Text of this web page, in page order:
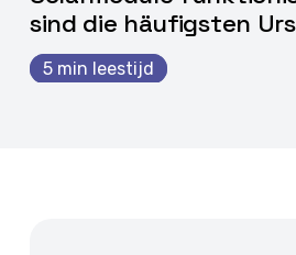
sind die häufigsten
5 min leestijd